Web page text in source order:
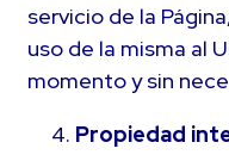
servicio de la
uso de la misma al
momento y sin
Propiedad